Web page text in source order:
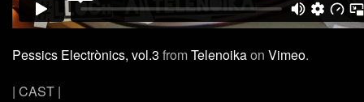
Pessics Electrònics, vol.3 fromTelenoikaon Vimeo.
| CAST |